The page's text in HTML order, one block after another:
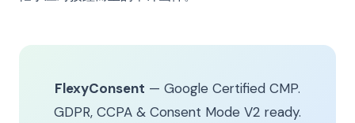
FlexyConsent — Google Certified CMP.
GDPR, CCPA & Consent Mode V2 ready.